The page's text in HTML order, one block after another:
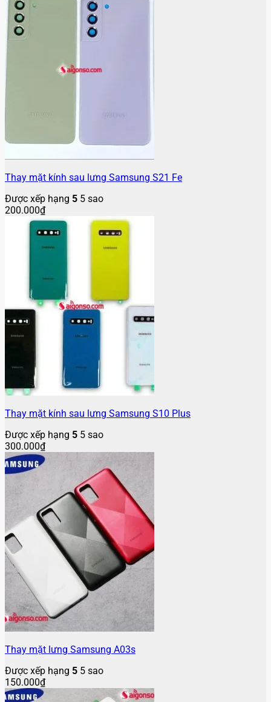
Thay mặt kính sau lưng Samsung S21 Fe
Được xếp hạng 5 5 sao
200.000₫
Thay mặt kính sau lưng Samsung S10 Plus
Được xếp hạng 5 5 sao
300.000₫
Thay mặt lưng Samsung A03s
Được xếp hạng 5 5 sao
150.000₫